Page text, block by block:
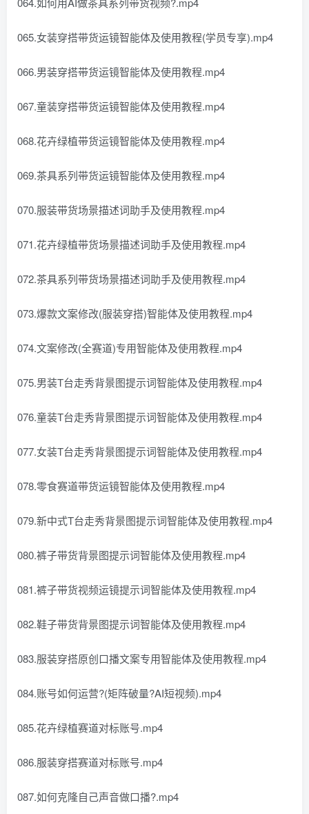
065.女装穿搭带货运镜智能体及使用教程(学员专享).mp4
066.男装穿搭带货运镜智能体及使用教程.mp4
067.童装穿搭带货运镜智能体及使用教程.mp4
068.花卉绿植带货运镜智能体及使用教程.mp4
069.茶具系列带货运镜智能体及使用教程.mp4
070.服装带货场景描述词助手及使用教程.mp4
071.花卉绿植带货场景描述词助手及使用教程.mp4
072.茶具系列带货场景描述词助手及使用教程.mp4
073.爆款文案修改(服装穿搭)智能体及使用教程.mp4
074.文案修改(全赛道)专用智能体及使用教程.mp4
075.男装T台走秀背景图提示词智能体及使用教程.mp4
076.童装T台走秀背景图提示词智能体及使用教程.mp4
077.女装T台走秀背景图提示词智能体及使用教程.mp4
078.零食赛道带货运镜智能体及使用教程.mp4
079.新中式T台走秀背景图提示词智能体及使用教程.mp4
080.裤子带货背景图提示词智能体及使用教程.mp4
081.裤子带货视频运镜提示词智能体及使用教程.mp4
082.鞋子带货背景图提示词智能体及使用教程.mp4
083.服装穿搭原创口播文案专用智能体及使用教程.mp4
084.账号如何运营?(矩阵破量?AI短视频).mp4
085.花卉绿植赛道对标账号.mp4
086.服装穿搭赛道对标账号.mp4
087.如何克隆自己声音做口播?.mp4